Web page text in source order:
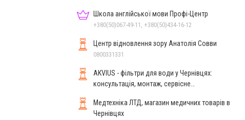
Школа англійської мови Профі-Центр
+380(50)067-49-11, +380(50)434-16-12
Центр відновлення зору Анатолія Совви
0800331331
AKVIUS - фільтри для води у Чернівцях:
консультація, монтаж, сервісне
Медтехніка ЛТД, магазин медичних товарів в
Чернівцях